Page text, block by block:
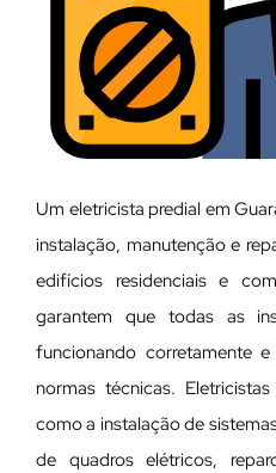
Um eletricista predial em
instalação, manutenção e
edifícios residenciais e
garantem que todas as
funcionando corretamente
normas técnicas.
como a instalação de
de quadros elétricos,